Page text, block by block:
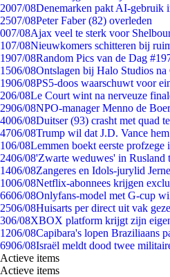
2007/08Denemarken pakt AI-gebruik
2507/08Peter Faber (82) overleden
007/08Ajax veel te sterk voor
107/08Nieuwkomers schitteren bij
1907/08Random Pics van de Dag
1506/08Ontslagen bij Halo Studios
1906/08PS5-doos waarschuwt voor
206/08Le Court wint na nerveuze
2906/08NPO-manager Menno de
4006/08Duitser (93) crasht met quad
4706/08Trump wil dat J.D. Vance
106/08Lemmen boekt eerste
2406/08'Zwarte weduwes' in Rusland
1406/08Zangeres en Idols-jurylid
1006/08Netflix-abonnees krijgen
6606/08Onlyfans-model met G-cup
2506/08Huisarts per direct uit vak
306/08XBOX platform krijgt zijn
1206/08Capibara's lopen Braziliaans
6906/08Israël meldt dood twee
Actieve items
Actieve items